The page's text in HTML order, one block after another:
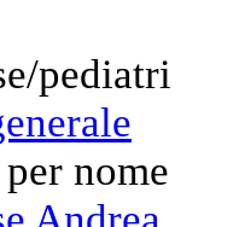
pediatri
nome